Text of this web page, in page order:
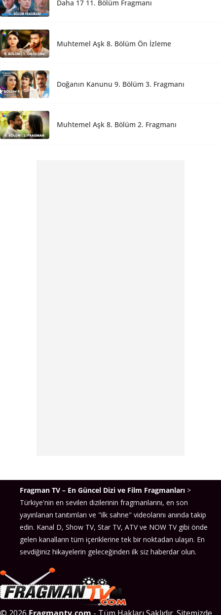
Daha 17 11. Bölüm Fragmanı
Muhtemel Aşk 8. Bölüm Ön İzleme
Doğanın Kanunu 9. Bölüm 3. Fragmanı
Muhtemel Aşk 8. Bölüm 2. Fragmanı
Fragman TV – En Güncel Dizi ve Film Fragmanları >
Türkiye'nin en sevilen dizilerinin fragmanlarını, en son
yayınlanan tanıtımları ve "ilk sahne" videolarını anında takip
edin. Kanal D, Show TV, Star TV, ATV ve NOW TV gibi önde
gelen kanalların tüm içeriklerine tek bir noktadan ulaşın. En
sevdiğiniz hikayelerin geleceğinden ilk siz haberdar olun.
© 2026 Fragmantv.com - Tüm Hakları Saklıdır. Sitemizde